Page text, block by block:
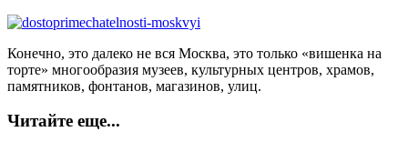
Конечно, это далеко не вся Москва, это только «вишенка на
торте» многообразия музеев, культурных центров, храмов,
памятников, фонтанов, магазинов, улиц.
Читайте еще...